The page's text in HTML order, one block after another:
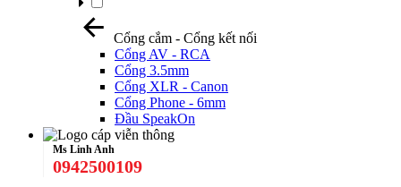
Cổng cắm - Cổng kết nối
Cổng AV - RCA
Cổng 3.5mm
Cổng XLR - Canon
Cổng Phone - 6mm
Đầu SpeakOn
Ms Linh Anh
0942500109